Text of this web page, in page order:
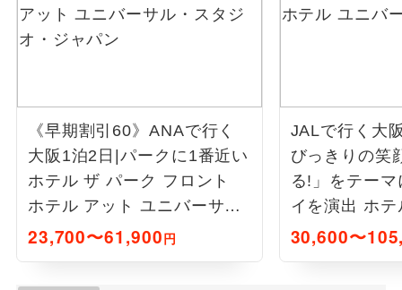
《早期割引60》ANAで行く
大阪1泊2日|パークに1番近い
ホテル ザ パーク フロント
ホテル アット ユニバーサ
ル・スタジオ・ジャパン
23,700〜61,900円
JALで行く大
びっきりの笑
る!」をテー
イを演出 ホ
ルポート
30,600〜